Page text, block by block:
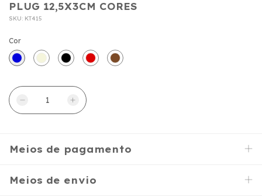
PLUG 12,5X3CM CORES
SKU: KT415
Cor
Meios de pagamento
Meios de envio